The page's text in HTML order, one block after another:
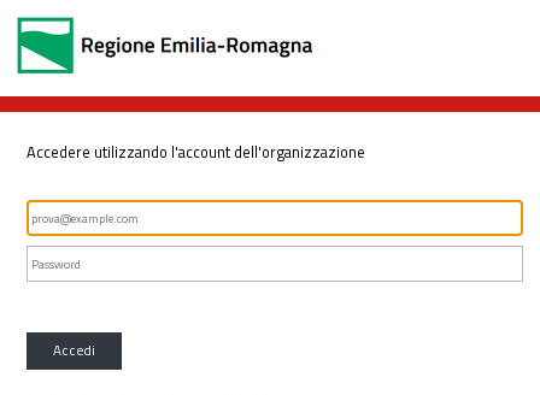
Accedere utilizzando l'account dell'organizzazione
Accedi